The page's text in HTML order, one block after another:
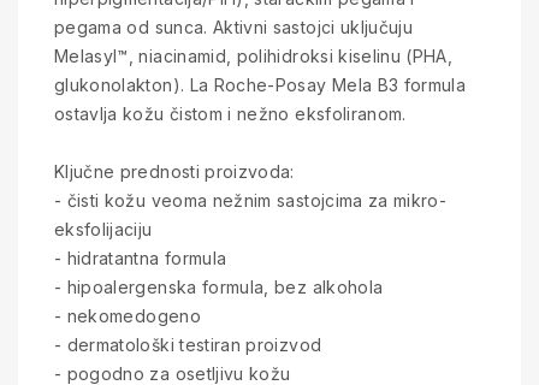
pegama od sunca. Aktivni sastojci uključuju
Melasyl™, niacinamid, polihidroksi kiselinu (PHA,
glukonolakton). La Roche-Posay Mela B3 formula
ostavlja kožu čistom i nežno eksfoliranom.
Ključne prednosti proizvoda:
- čisti kožu veoma nežnim sastojcima za mikro-
eksfolijaciju
- hidratantna formula
- hipoalergenska formula, bez alkohola
- nekomedogeno
- dermatološki testiran proizvod
- pogodno za osetljivu kožu